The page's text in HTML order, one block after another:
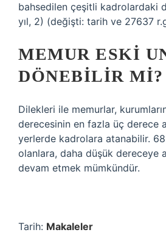
bahsedilen çeşitli kadrolardaki
yıl, 2) (değişti: tarih ve 27637
MEMUR ESKI
DÖNEBILIR MI?
Dilekleri ile memurlar,
derecesinin en fazla üç derece
yerlerde kadrolara atanabilir.
olanlara, daha düşük dereceye
devam etmek mümkündür.
Tarih: Makaleler